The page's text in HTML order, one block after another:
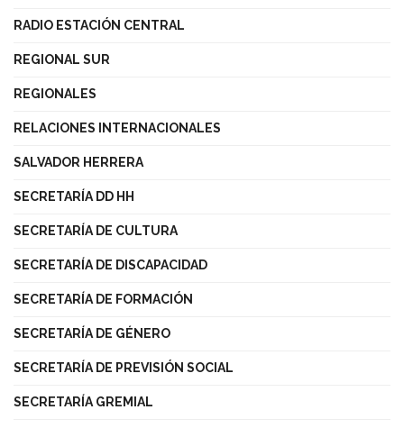
RADIO ESTACIÓN CENTRAL
REGIONAL SUR
REGIONALES
RELACIONES INTERNACIONALES
SALVADOR HERRERA
SECRETARÍA DD HH
SECRETARÍA DE CULTURA
SECRETARÍA DE DISCAPACIDAD
SECRETARÍA DE FORMACIÓN
SECRETARÍA DE GÉNERO
SECRETARÍA DE PREVISIÓN SOCIAL
SECRETARÍA GREMIAL